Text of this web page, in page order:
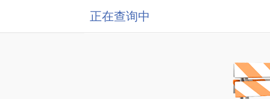
正在查询中